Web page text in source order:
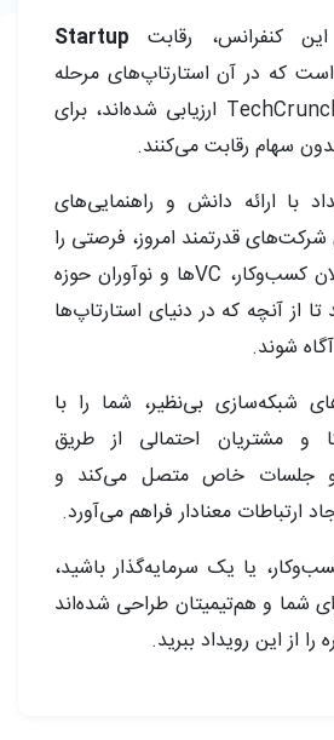
کنفرانس، رقابت Startup
است که در آن استارتاپ‌های مرحله
اولیه‌ای که توسط TechCrunch ارزیابی شده‌اند، برای
با ارائه دانش و راهنمایی‌های
قدرتمند امروز، فرصتی را
برای سازندگان، فعالان کسب‌وکار، VCها و نوآوران حوزه
از آنچه که در دنیای استارتاپ‌ها
شوند.
شبکه‌سازی بی‌نظیر، شما را با
و مشتریان احتمالی از طریق
و جلسات خاص متصل می‌کند و
ارتباطات معنادار فراهم می‌آورد.
یا یک سرمایه‌گذار باشید،
شما و هم‌تیمیتان طراحی شده‌اند
را از این رویداد ببرید.